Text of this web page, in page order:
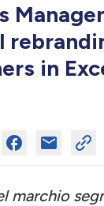
in
marchio